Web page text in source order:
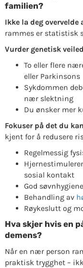
familien?
Ikke la deg overvelde
rammes er statistisk
Vurder genetisk
To eller flere
eller Parkinsons
Sykdommen
nær slektning
Du ønsker mer
Fokuser på det du
kjent for å redusere
Regelmessig
sosial kontakt
God søvnhygiene
Behandling av
Røykeslutt og
Hva skjer hvis en
demens?
Når en nær person
praktisk trygghet –